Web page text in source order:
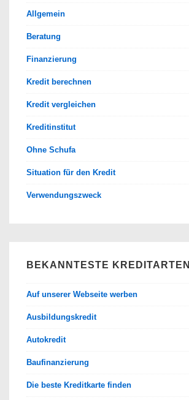
Allgemein
Beratung
Finanzierung
Kredit berechnen
Kredit vergleichen
Kreditinstitut
Ohne Schufa
Situation für den Kredit
Verwendungszweck
BEKANNTESTE KREDITARTEN
Auf unserer Webseite werben
Ausbildungskredit
Autokredit
Baufinanzierung
Die beste Kreditkarte finden